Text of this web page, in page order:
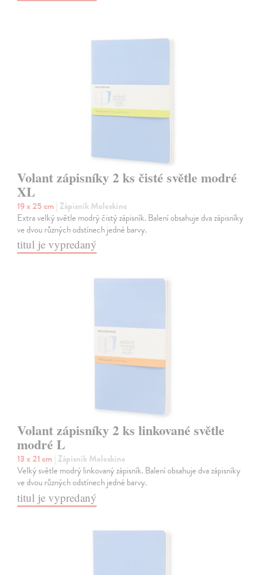
Volant zápisníky 2 ks čisté světle modré
XL
19 x 25 cm | Zápisník Moleskine
Extra velký světle modrý čistý zápisník. Balení obsahuje dva zápisníky
ve dvou různých odstínech jedné barvy.
titul je vypredaný
Volant zápisníky 2 ks linkované světle
modré L
13 x 21 cm | Zápisník Moleskine
Velký světle modrý linkovaný zápisník. Balení obsahuje dva zápisníky
ve dvou různých odstínech jedné barvy.
titul je vypredaný